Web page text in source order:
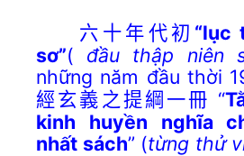
六十年代初 “lục
sơ”( đầu thập niên
những năm đầu thời
經玄義之提綱一冊 “
kinh huyền nghĩa
nhất sách” (từng thử